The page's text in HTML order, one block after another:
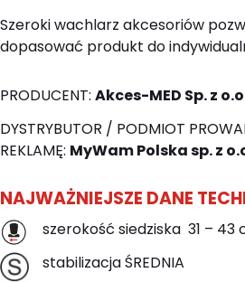
Szeroki wachlarz akcesoriów
dopasować produkt do
PRODUCENT: Akces-MED Sp. z
DYSTRYBUTOR / PODMIOT
REKLAMĘ: MyWam Polska sp. z
NAJWAŻNIEJSZE DANE
szerokość siedziska 31 – 43
stabilizacja ŚREDNIA